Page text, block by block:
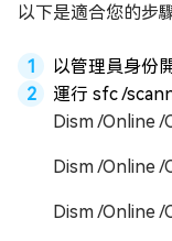
以下是適合您的步驟
以管理員身份
運行 sfc /
Dism /Online
Dism /Online
Dism /Online